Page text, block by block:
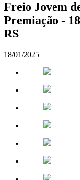
Freio Jovem
Premiação -
RS
18/01/2025